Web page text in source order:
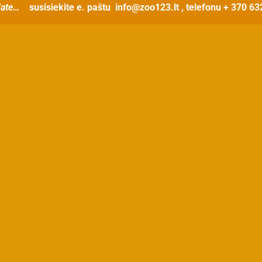
susisiekite e. paštu info@zoo123.lt , telefonu + 370